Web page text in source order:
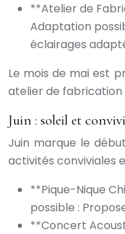
**Atelier de
Adaptation
éclairages
Le mois de mai est
atelier de fabrication
Juin : soleil et
Juin marque le
activités conviviales
**Pique-Nique
possible :
**Concert